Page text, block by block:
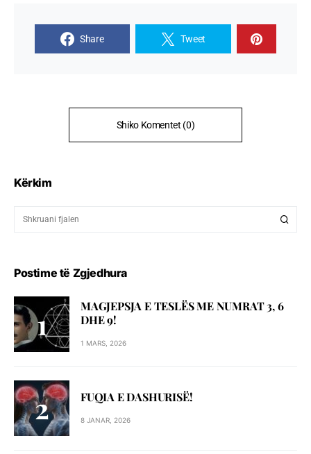
Share Tweet
Shiko Komentet (0)
Kërkim
Postime të Zgjedhura
MAGJEPSJA E TESLËS ME NUMRAT 3, 6
DHE 9!
1 MARS, 2026
FUQIA E DASHURISË!
8 JANAR, 2026